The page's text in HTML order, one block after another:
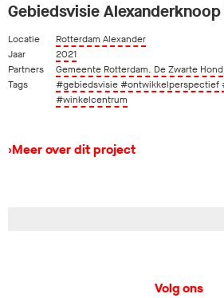
Gebiedsvisie
Locatie
Rotterdam Alexander
Jaar
2021
Partners
Gemeente Rotterdam. De Zwarte Hond
Tags
#gebiedsvisie#ontwikkelperspectief
#winkelcentrum
›Meer over dit project
Volg ons